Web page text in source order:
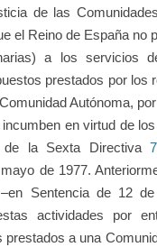
de las
el Reino de España no
a los servicios
prestados por los
Autónoma,
en virtud de
la Sexta Directiva
de 1977.
Sentencia de 12
actividades por
prestados a una